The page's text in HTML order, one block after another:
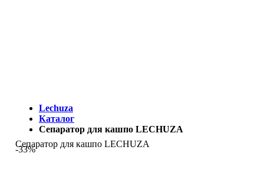
Lechuza
Каталог
Сепаратор для кашпо LECHUZA
Сепаратор для кашпо LECHUZA
-33%